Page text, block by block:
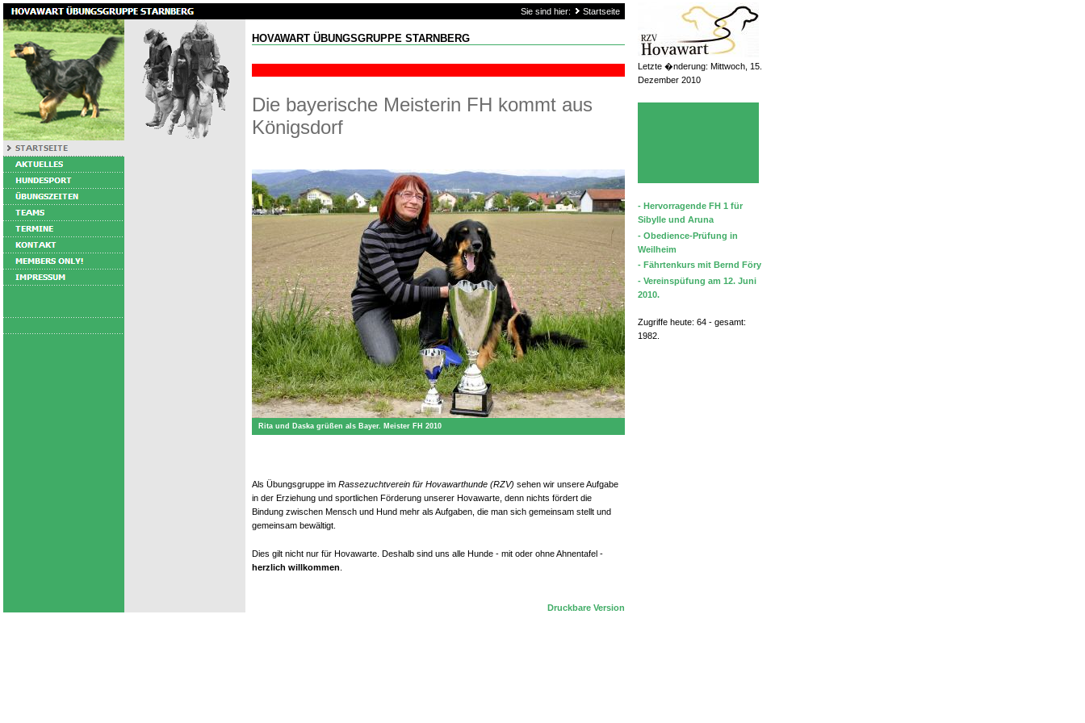
Sie sind hier: Startseite
HOVAWART ÜBUNGSGRUPPE STARNBERG
Die bayerische Meisterin FH kommt aus
Königsdorf
Rita und Daska grüßen als Bayer. Meister FH 2010
Als Übungsgruppe im Rassezuchtverein für Hovawarthunde (RZV) sehen wir unsere Aufgabe
in der Erziehung und sportlichen Förderung unserer Hovawarte, denn nichts fördert die
Bindung zwischen Mensch und Hund mehr als Aufgaben, die man sich gemeinsam stellt und
gemeinsam bewältigt.
Dies gilt nicht nur für Hovawarte. Deshalb sind uns alle Hunde - mit oder ohne Ahnentafel -
herzlich willkommen
Druckbare Version
Letzte �nderung: Mittwoch, 15.
Dezember 2010
- Hervorragende FH 1 für
Sibylle und Aruna
- Obedience-Prüfung in
Weilheim
- Fährtenkurs mit Bernd Föry
- Vereinspüfung am 12. Juni
2010.
Zugriffe heute: 64 - gesamt:
1982.